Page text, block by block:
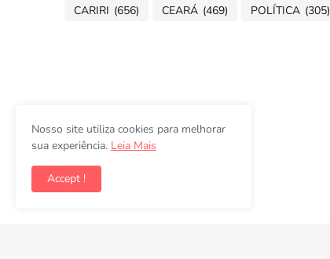
CARIRI (656) CEARÁ (469) POLÍTICA (305)
Nosso site utiliza cookies para melhorar
sua experiência. Leia Mais
Accept !